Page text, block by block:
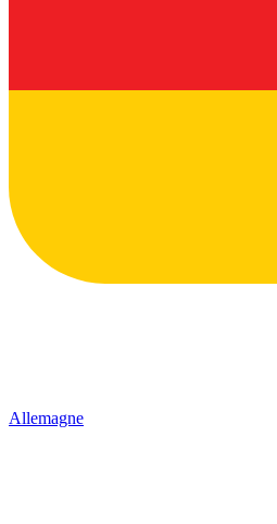
Allemagne